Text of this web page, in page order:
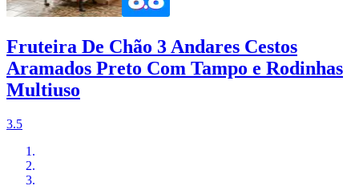
Fruteira De Chão 3 Andares Cestos
Aramados Preto Com Tampo e Rodinhas
Multiuso
3.5